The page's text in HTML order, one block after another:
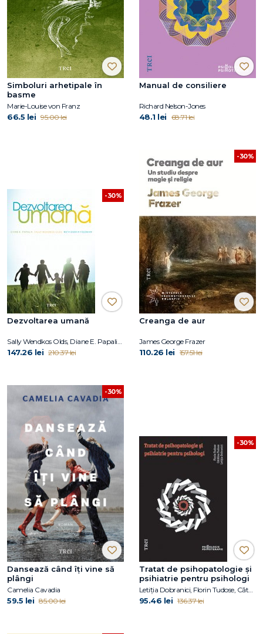
Simboluri arhetipale în
basme
Marie-Louise von Franz
66.5 lei 95.00 lei
Manual de consiliere
Richard Nelson-Jones
48.1 lei 68.71 lei
-30%
Dezvoltarea umană
Sally Wendkos Olds, Diane E. Papalia, Ruth Duskin Feldman
147.26 lei 210.37 lei
-30%
Creanga de aur
James George Frazer
110.26 lei 157.51 lei
-30%
Dansează când îți vine să
plângi
Camelia Cavadia
59.5 lei 85.00 lei
-30%
Tratat de psihopatologie şi
psihiatrie pentru psihologi
95.46 lei 136.37 lei